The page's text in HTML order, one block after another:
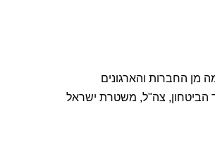
מן החברות והארגונים
הביטחון, צה"ל, משטרת ישראל